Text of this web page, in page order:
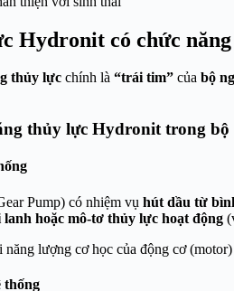
Hydronit có chức
thủy lực chính là “trái tim” của bộ
thủy lực Hydronit trong
Pump) có nhiệm vụ hút dầu từ
lanh hoặc mô-tơ thủy lực hoạt động
năng lượng cơ học của động cơ
thống